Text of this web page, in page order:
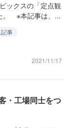
ックスの「定点観
。 ※本記事は、...
事
2021/11/17
・工場同士をつ